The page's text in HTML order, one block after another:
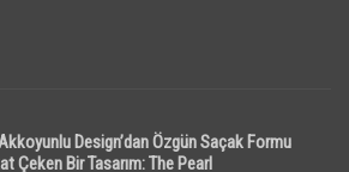
Design’dan Özgün Saçak Formu
Çeken Bir Tasarım: The Pearl